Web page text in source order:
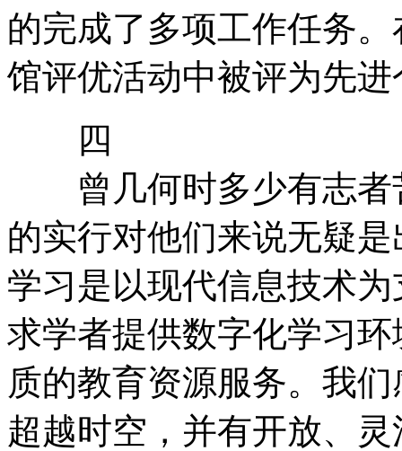
的完成了多项工作任务
馆评优活动中被评为先进
四
曾几何时多少有志者
的实行对他们来说无疑
学习是以现代信息技术
求学者提供数字化学习
质的教育资源服务。我
超越时空，并有开放、